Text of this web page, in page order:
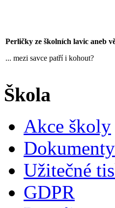
Perličky ze školních lavic aneb
... mezi savce patří i kohout?
Škola
Akce školy
Dokumenty
Užitečné
GDPR